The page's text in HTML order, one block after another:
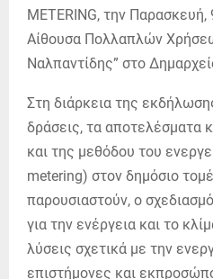
METERING, την
Αίθουσα Πολλαπλών
Ναλπαντίδης” στο
Στη διάρκεια της
δράσεις, τα αποτελέσματα
και της μεθόδου του
metering) στον δημόσιο
παρουσιαστούν, ο
για την ενέργεια και το
λύσεις σχετικά με την
επιστήμονες και